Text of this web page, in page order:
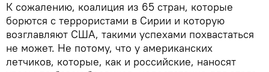
К сожалению, коалиция из 65 стран, которые
борются с террористами в Сирии и которую
возглавляют США, такими успехами похвастаться
не может. Не потому, что у американских
летчиков, которые, как и российские, наносят